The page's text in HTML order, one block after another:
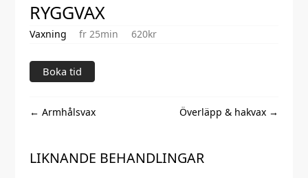
RYGGVAX
Vaxning fr 25min 620kr
Boka tid
← Armhålsvax Överläpp & hakvax →
LIKNANDE BEHANDLINGAR